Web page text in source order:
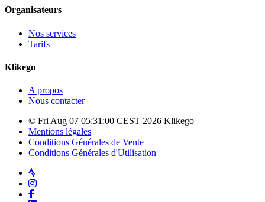
Organisateurs
Nos services
Tarifs
Klikego
A propos
Nous contacter
© Fri Aug 07 05:31:00 CEST 2026 Klikego
Mentions légales
Conditions Générales de Vente
Conditions Générales d'Utilisation
Strava
Instagram
Facebook